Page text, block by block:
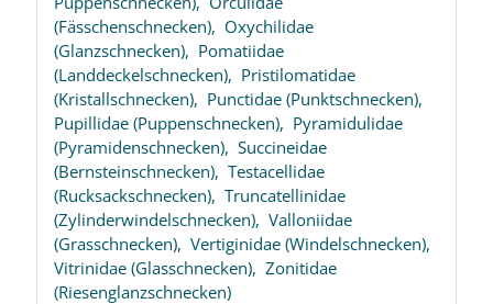
(Fässchenschnecken), Oxychilidae
(Glanzschnecken), Pomatiidae
(Landdeckelschnecken), Pristilomatidae
(Kristallschnecken), Punctidae (Punktschnecken),
Pupillidae (Puppenschnecken), Pyramidulidae
(Pyramidenschnecken), Succineidae
(Bernsteinschnecken), Testacellidae
(Rucksackschnecken), Truncatellinidae
(Zylinderwindelschnecken), Valloniidae
(Grasschnecken), Vertiginidae (Windelschnecken),
Vitrinidae (Glasschnecken), Zonitidae
(Riesenglanzschnecken)